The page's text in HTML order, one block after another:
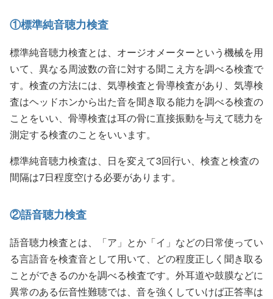
①標準純音聴力検査
標準純音聴力検査とは、オージオメーターという機械を用
いて、異なる周波数の音に対する聞こえ方を調べる検査で
す。検査の方法には、気導検査と骨導検査があり、気導検
査はヘッドホンから出た音を聞き取る能力を調べる検査の
ことをいい、骨導検査は耳の骨に直接振動を与えて聴力を
測定する検査のことをいいます。
標準純音聴力検査は、日を変えて3回行い、検査と検査の
間隔は7日程度空ける必要があります。
②語音聴力検査
語音聴力検査とは、「ア」とか「イ」などの日常使ってい
る言語音を検査音として用いて、どの程度正しく聞き取る
ことができるのかを調べる検査です。外耳道や鼓膜などに
異常のある伝音性難聴では、音を強くしていけば正答率は